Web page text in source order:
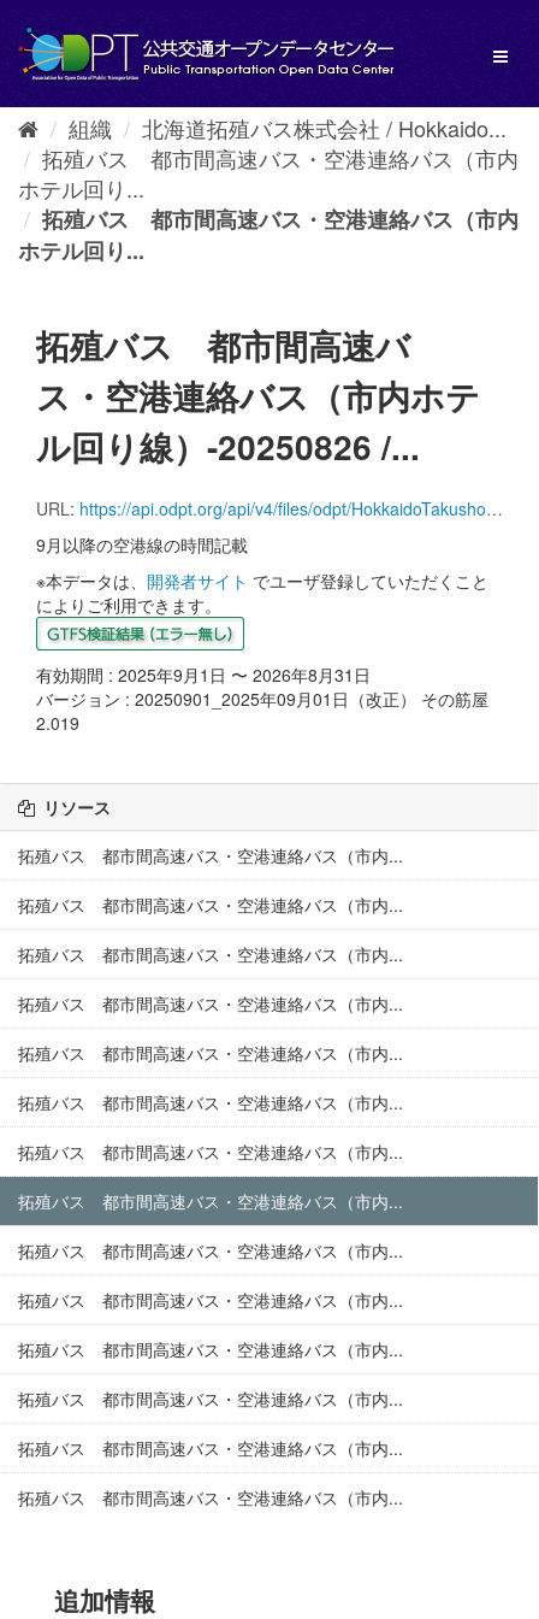
し
組織
北海道拓殖バス株式会社 / Hokkaido...
拓殖バス 都市間高速バス・空港連絡バス（市内
ホテル回り...
拓殖バス 都市間高速バス・空港連絡バス（市内
ホテル回り...
拓殖バス 都市間高速バ
ス・空港連絡バス（市内ホテ
ル回り線）-20250826 /...
URL: https://api.odpt.org/api/v4/files/odpt/HokkaidoTakushokuBus/Takusyoku_highway_line.zip?date=20250826&acl:consumerKey=[アクセストークン/YOUR_ACCESS_TOKEN]
9月以降の空港線の時間記載
※本データは、 開発者サイト でユーザ登録していただくこと
によりご利用できます。
有効期間 : 2025年9月1日 〜 2026年8月31日
バージョン : 20250901_2025年09月01日（改正） その筋屋
2.019
リソース
拓殖バス 都市間高速バス・空港連絡バス（市内...
拓殖バス 都市間高速バス・空港連絡バス（市内...
拓殖バス 都市間高速バス・空港連絡バス（市内...
拓殖バス 都市間高速バス・空港連絡バス（市内...
拓殖バス 都市間高速バス・空港連絡バス（市内...
拓殖バス 都市間高速バス・空港連絡バス（市内...
拓殖バス 都市間高速バス・空港連絡バス（市内...
拓殖バス 都市間高速バス・空港連絡バス（市内...
拓殖バス 都市間高速バス・空港連絡バス（市内...
拓殖バス 都市間高速バス・空港連絡バス（市内...
拓殖バス 都市間高速バス・空港連絡バス（市内...
拓殖バス 都市間高速バス・空港連絡バス（市内...
拓殖バス 都市間高速バス・空港連絡バス（市内...
拓殖バス 都市間高速バス・空港連絡バス（市内...
追加情報